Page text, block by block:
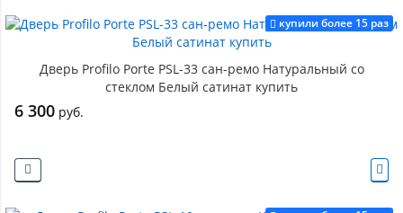
купили более 15 раз
Дверь Profilo Porte PSL-33 сан-ремо Натуральный со
стеклом Белый сатинат купить
6 300 руб.